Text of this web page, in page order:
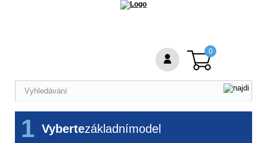
Vybertezákladnímodel
1
0